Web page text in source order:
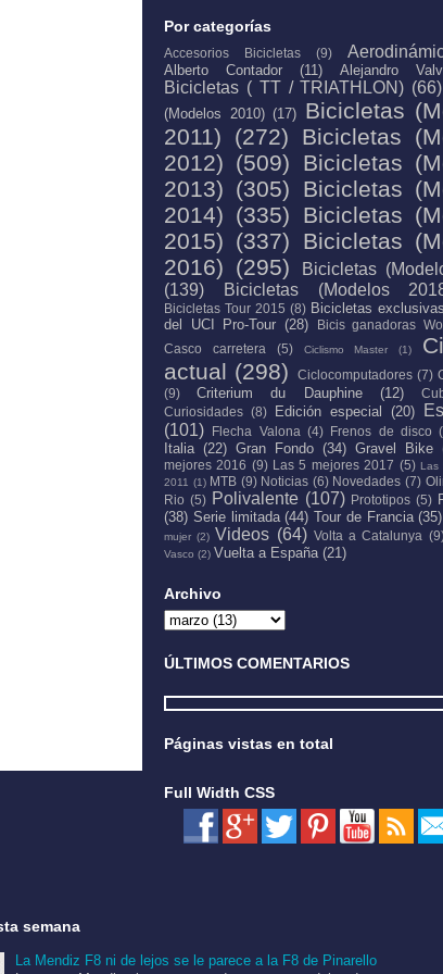
Por categorías
Accesorios Bicicletas (9)
Alberto Contador (11) Alejandro
Bicicletas ( TT / TRIATHLON) (66)
(Modelos 2010) (17) Bicicletas
2011)
(272)
Bicicletas
2012) (509)
Bicicletas
2013) (305)
Bicicletas
2014) (335)
Bicicletas
2015) (337)
Bicicletas
2016) (295)
Bicicletas
(139)
Bicicletas (Modelos
Bicicletas Tour 2015 (8) Bicicletas exclusivas
del UCI Pro-Tour (28) Bicis ganadoras
Casco carretera
(5) Ciclismo Master (1)
actual (298) Ciclocomputadores (7)
(9)
Criterium du Dauphine (12)
Curiosidades (8) Edición especial (20)
(101)
Flecha Valona (4) Frenos de disco
Italia (22) Gran Fondo (34) Gravel Bike
mejores 2016 (9) Las 5 mejores 2017 (5) Las
2011 (1) MTB (9) Noticias (6) Novedades (7)
Rio (5) Polivalente (107) Prototipos (5)
(38) Serie limitada (44) Tour de Francia (35)
mujer (2) Videos (64) Volta a Catalunya
Vasco (2) Vuelta a España (21)
Archivo
ÚLTIMOS COMENTARIOS
Páginas vistas en total
Full Width CSS
semana
La Mendiz F8 ni de lejos se le parece a la F8 de Pinarello